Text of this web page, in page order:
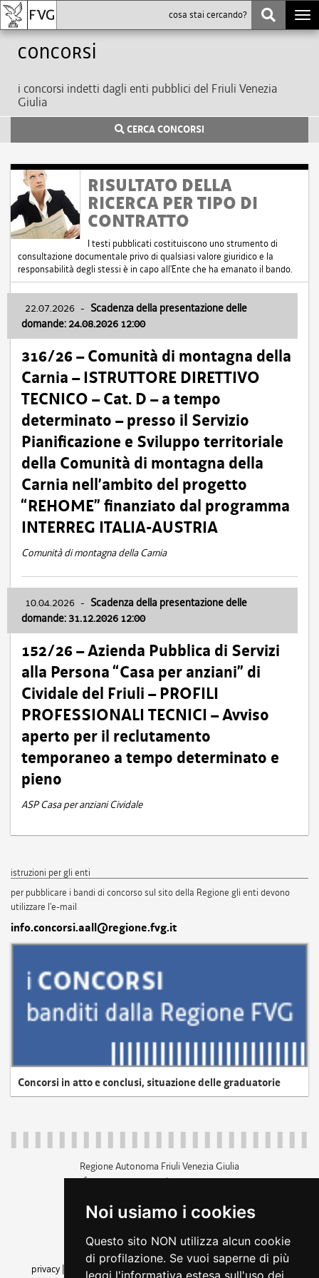
Noi usiamo i cookies
Questo sito NON utilizza alcun cookie
di profilazione. Se vuoi saperne di più
leggi l'informativa estesa sull'uso dei
Concorsi
i concorsi indetti dagli enti pubblici del Friuli Venezia
Giulia
CERCA CONCORSI
RISULTATO DELLA
RICERCA PER TIPO DI
CONTRATTO
I testi pubblicati costituiscono uno strumento di
consultazione documentale privo di qualsiasi valore giuridico e la
responsabilità degli stessi è in capo all'Ente che ha emanato il bando.
22.07.2026 - Scadenza della presentazione delle
domande: 24.08.2026 12:00
316/26 – Comunità di montagna della
Carnia – ISTRUTTORE DIRETTIVO
TECNICO – Cat. D – a tempo
determinato – presso il Servizio
Pianificazione e Sviluppo territoriale
della Comunità di montagna della
Carnia nell’ambito del progetto
“REHOME” finanziato dal programma
INTERREG ITALIA-AUSTRIA
Comunità di montagna della Carnia
10.04.2026 - Scadenza della presentazione delle
domande: 31.12.2026 12:00
152/26 – Azienda Pubblica di Servizi
alla Persona “Casa per anziani” di
Cividale del Friuli – PROFILI
PROFESSIONALI TECNICI – Avviso
aperto per il reclutamento
temporaneo a tempo determinato e
pieno
ASP Casa per anziani Cividale
istruzioni per gli enti
per pubblicare i bandi di concorso sul sito della Regione gli enti devono
utilizzare l'e-mail
info.concorsi.aall@regione.fvg.it
Concorsi in atto e conclusi, situazione delle graduatorie
Regione Autonoma Friuli Venezia Giulia
c.f. 80014930327; p.iva 00526040324
+39 040 3771111
amministrazione trasparente
privacy
cookie |note legali accessibilità
dichiarazione di